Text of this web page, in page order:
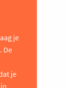
je
De
je